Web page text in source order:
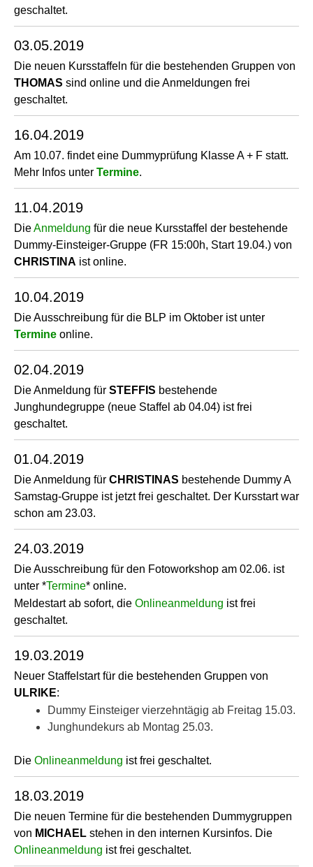
geschaltet.
03.05.2019
Die neuen Kursstaffeln für die bestehenden Gruppen von
THOMAS sind online und die Anmeldungen frei
geschaltet.
16.04.2019
Am 10.07. findet eine Dummyprüfung Klasse A + F statt.
Mehr Infos unter Termine.
11.04.2019
DieAnmeldung für die neue Kursstaffel der bestehende
Dummy-Einsteiger-Gruppe (FR 15:00h, Start 19.04.) von
CHRISTINA ist online.
10.04.2019
Die Ausschreibung für die BLP im Oktober ist unter
Termine online.
02.04.2019
Die Anmeldung für STEFFIS bestehende
Junghundegruppe (neue Staffel ab 04.04) ist frei
geschaltet.
01.04.2019
Die Anmeldung für CHRISTINAS bestehende Dummy A
Samstag-Gruppe ist jetzt frei geschaltet. Der Kursstart war
schon am 23.03.
24.03.2019
Die Ausschreibung für den Fotoworkshop am 02.06. ist
unter *Termine* online.
Meldestart ab sofort, die Onlineanmeldung ist frei
geschaltet.
19.03.2019
Neuer Staffelstart für die bestehenden Gruppen von
ULRIKE:
Dummy Einsteiger vierzehntägig ab Freitag 15.03.
Junghundekurs ab Montag 25.03.
Die Onlineanmeldung ist frei geschaltet.
18.03.2019
Die neuen Termine für die bestehenden Dummygruppen
von MICHAEL stehen in den internen Kursinfos. Die
Onlineanmeldung ist frei geschaltet.